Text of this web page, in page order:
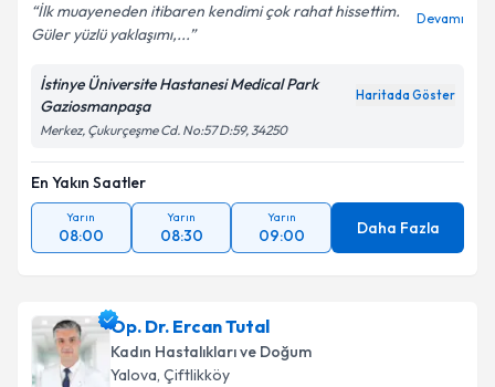
İlk muayeneden itibaren kendimi çok rahat hissettim.
Güler yüzlü yaklaşımı,...
Devamı
İstinye Üniversite Hastanesi Medical Park
Gaziosmanpaşa
Haritada Göster
Merkez, Çukurçeşme Cd. No:57 D:59, 34250
En Yakın Saatler
Yarın
08:00
Yarın
08:30
Yarın
09:00 Daha Fazla
Op. Dr. Ercan Tutal
Kadın Hastalıkları ve Doğum
Yalova, Çiftlikköy